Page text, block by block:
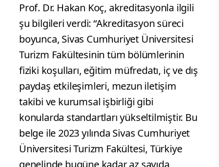
Prof. Dr. Hakan Koç, akreditasyonla ilgili
şu bilgileri verdi: “Akreditasyon süreci
boyunca, Sivas Cumhuriyet Üniversitesi
Turizm Fakültesinin tüm bölümlerinin
fiziki koşulları, eğitim müfredatı, iç ve dış
paydaş etkileşimleri, mezun iletişim
takibi ve kurumsal işbirliği gibi
konularda standartları yükseltilmiştir. Bu
belge ile 2023 yılında Sivas Cumhuriyet
Üniversitesi Turizm Fakültesi, Türkiye
genelinde bugüne kadar az sayıda